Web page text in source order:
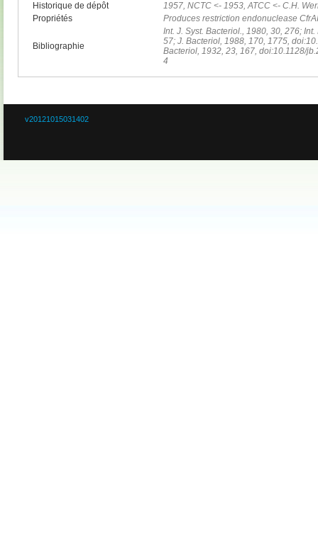
Historique de dépôt
1957, NCTC <- 1953, ATCC <- C.H.
Propriétés
Produces restriction endonuclease
Bibliographie
Int. J. Syst. Bacteriol., 1980, 30, 276;
57; J. Bacteriol, 1988, 170, 1775,
Bacteriol, 1932, 23, 167, doi:10.1128/
4
v20121015031402